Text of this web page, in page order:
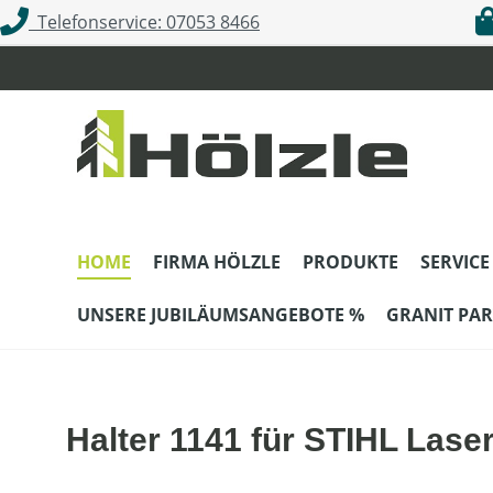
Hauptinhalt springen
Zur Suche springen
Zur Hauptnavigation springen
Telefonservice: 07053 8466
HOME FIRMA HÖLZLE PRODUKTE SERVICE
UNSERE JUBILÄUMSANGEBOTE % GRANIT
Halter 1141 für STIHL